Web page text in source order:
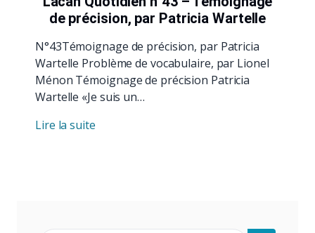
de précision, par Patricia Wartelle
N°43Témoignage de précision, par Patricia
Wartelle Problème de vocabulaire, par Lionel
Ménon Témoignage de précision Patricia
Wartelle «Je suis un…
Lire la suite